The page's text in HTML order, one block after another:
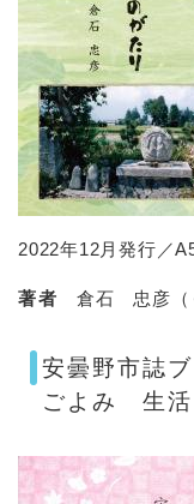
2022年12月発行／
著者 倉石 忠彦（
安曇野市誌
ごよみ 生活